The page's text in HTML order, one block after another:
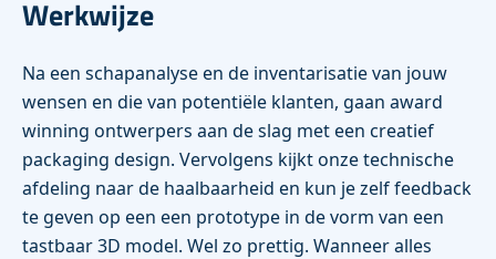
Werkwijze
Na een schapanalyse en de inventarisatie van jouw
wensen en die van potentiële klanten, gaan award
winning ontwerpers aan de slag met een creatief
packaging design. Vervolgens kijkt onze technische
afdeling naar de haalbaarheid en kun je zelf feedback
te geven op een een prototype in de vorm van een
tastbaar 3D model. Wel zo prettig. Wanneer alles